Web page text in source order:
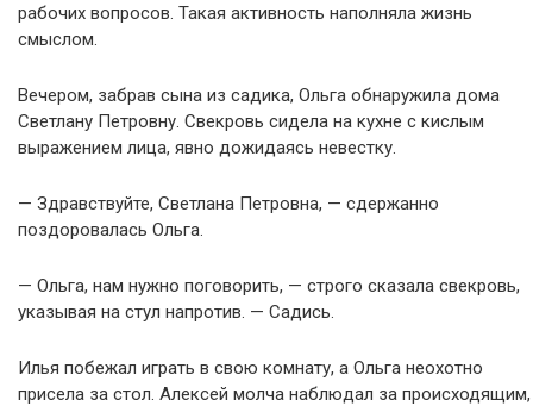
рабочих вопросов. Такая активность наполняла жизнь
смыслом.
Вечером, забрав сына из садика, Ольга обнаружила дома
Светлану Петровну. Свекровь сидела на кухне с кислым
выражением лица, явно дожидаясь невестку.
— Здравствуйте, Светлана Петровна, — сдержанно
поздоровалась Ольга.
— Ольга, нам нужно поговорить, — строго сказала свекровь,
указывая на стул напротив. — Садись.
Илья побежал играть в свою комнату, а Ольга неохотно
присела за стол. Алексей молча наблюдал за происходящим,